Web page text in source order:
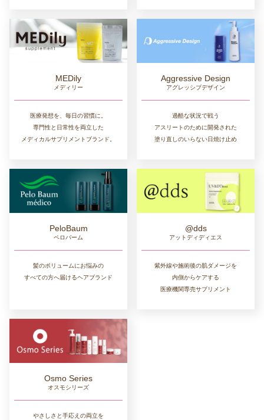
MEDily
メディリー
医療発想を、毎日の習慣に。
専門性と日常性を両立した
メディカルサプリメントブランド。
Aggressive Design
アグレッシブデザイン
過酷な状況で戦う
アスリートのために開発された
塗り直しのいらない日焼け止め
PeloBaum
ペロバーム
髪のボリュームにお悩みの
すべての方へ届けるヘアブランド
@dds
アットディディエス
紫外線や施術後の肌ダメージを
内側からケアする
医療機関専売サプリメント
Osmo Series
オスモシリーズ
やさしさと手応えの両立を